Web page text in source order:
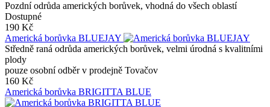
Pozdní odrůda amerických borůvek, vhodná do všech oblastí
Dostupné
190 Kč
Americká borůvka BLUEJAY
Středně raná odrůda amerických borůvek, velmi úrodná s kvalitními
plody
pouze osobní odběr v prodejně Tovačov
160 Kč
Americká borůvka BRIGITTA BLUE